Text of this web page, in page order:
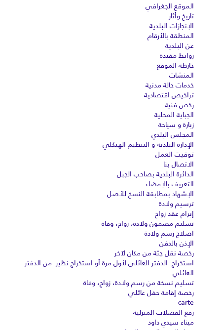
الموقع الجغرافي
تاريخ وأثار
الإنجازات البلدية
المنطقة بالأرقام
عن البلدية
روابط مفيدة
خارطة الموقع
المنشات
خدمات حالة مدنية
تراخيص اقتصادية
رخص فنية
الجباية المحلية
زيارة و سياحة
المجلس البلدي
الإدارة البلدية و التنظيم الهيكلي
توقيت العمل
الاتصال بنا
الدائرة البلدية بصاحب الجبل
التعريف بالإمضاء
الإشهاد بمطابقة النسخ للأصل
ترسيم ولادة
إبرام عقد زواج
تسليم مضمون ولادة، زواج، وفاة
اصلاح رسم ولادة
الإذن بالدفن
رخصة نقل جثة من مكان لآخر
استخراج الدفتر العائلي لأول مرة أو استخراج نظير من الدفتر
العائلي
تسليم نسخة من رسم ولادة، زواج، وفاة
رخصة إقامة حفل عائلي
carte
رفع الفضلات المنزلية
ميناء سيدي داود